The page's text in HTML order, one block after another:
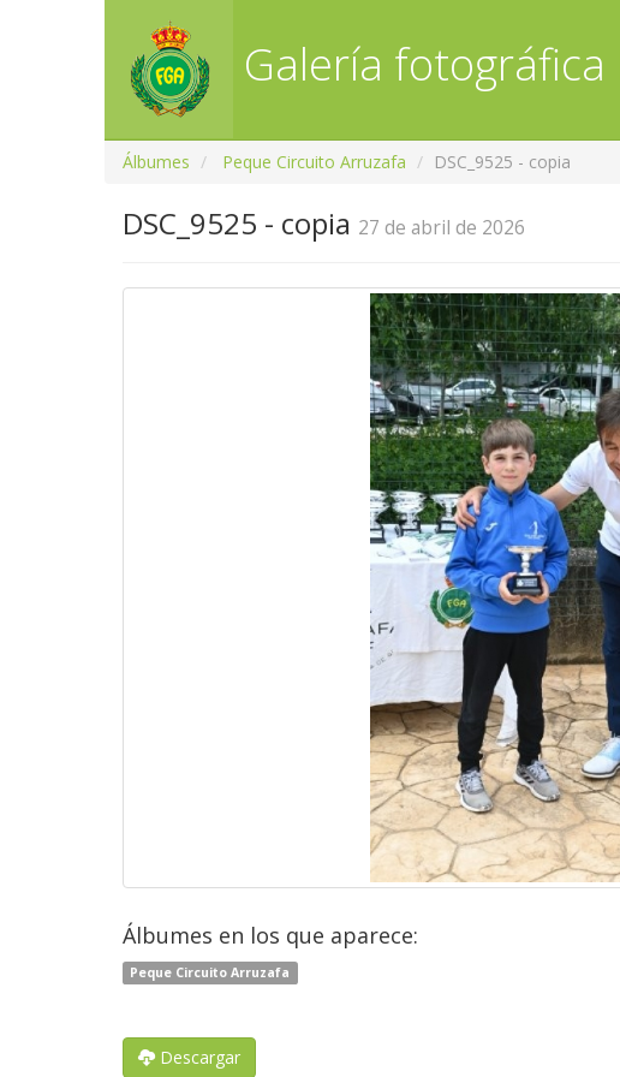
Galería fotográfica
Álbumes Peque Circuito Arruzafa DSC_9525 - copia
DSC_9525 - copia 27 de abril de 2026
Álbumes en los que aparece:
Peque Circuito Arruzafa
Descargar